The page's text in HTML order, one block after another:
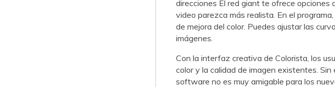
direcciones El red giant te ofrece opciones
video parezca más realista.󠀲󠀡󠀠󠀡󠀨󠀦󠀨󠀩󠀩󠀳󠀰 En el
de mejora del color.󠀲󠀡󠀠󠀡󠀨󠀦󠀩󠀠󠀠󠀳󠀰 Puedes ajustar las
imágenes.󠀲󠀡󠀠󠀡󠀨󠀦󠀩󠀠󠀡󠀳
Con la interfaz creativa de Colorista, los
color y la calidad de imagen existentes.󠀲󠀡󠀠󠀡󠀨󠀦󠀩󠀠󠀢󠀳󠀰
software no es muy amigable para los